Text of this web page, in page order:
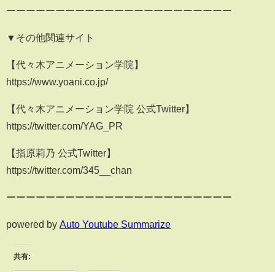
ーーーーーーーーーーーーーーーーーーーーーーー
▼その他関連サイト
【代々木アニメーション学院】
https://www.yoani.co.jp/
【代々木アニメーション学院 公式Twitter】
https://twitter.com/YAG_PR
【指原莉乃 公式Twitter】
https://twitter.com/345__chan
ーーーーーーーーーーーーーーーーーーーーーーー
powered by Auto Youtube Summarize
共有: